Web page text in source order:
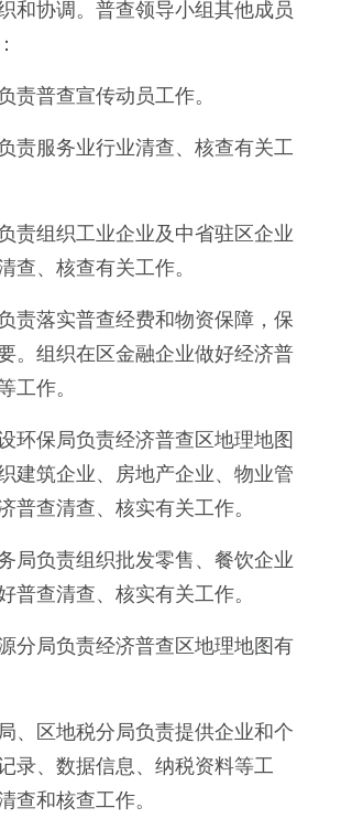
和协调。普查领导小组其他成员
责普查宣传动员工作。
责服务业行业清查、核查有关工
责组织工业企业及中省驻区企业
查、核查有关工作。
责落实普查经费和物资保障，保
。组织在区金融企业做好经济普
工作。
环保局负责经济普查区地理地图
建筑企业、房地产企业、物业管
普查清查、核实有关工作。
局负责组织批发零售、餐饮企业
普查清查、核实有关工作。
分局负责经济普查区地理地图有
、区地税分局负责提供企业和个
录、数据信息、纳税资料等工
查和核查工作。